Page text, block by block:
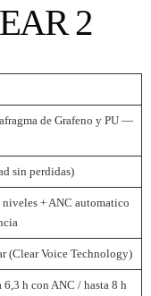
2
de Grafeno y PU —
sin perdidas)
+ ANC automatico
(Clear Voice Technology)
h con ANC / hasta 8 h